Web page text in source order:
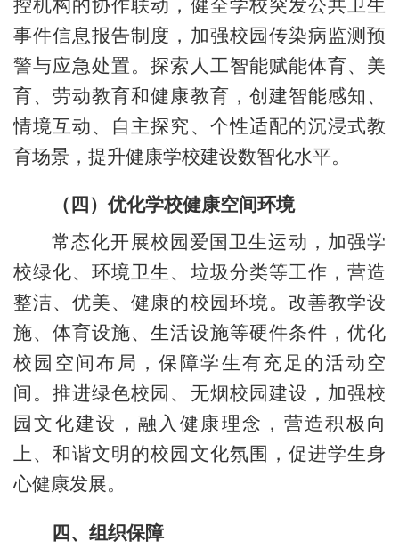
控机构的协作联动，健全学校突发公共卫生
事件信息报告制度，加强校园传染病监测预
警与应急处置。探索人工智能赋能体育、美
育、劳动教育和健康教育，创建智能感知、
情境互动、自主探究、个性适配的沉浸式教
育场景，提升健康学校建设数智化水平。
（四）优化学校健康空间环境
常态化开展校园爱国卫生运动，加强学
校绿化、环境卫生、垃圾分类等工作，营造
整洁、优美、健康的校园环境。改善教学设
施、体育设施、生活设施等硬件条件，优化
校园空间布局，保障学生有充足的活动空
间。推进绿色校园、无烟校园建设，加强校
园文化建设，融入健康理念，营造积极向
上、和谐文明的校园文化氛围，促进学生身
心健康发展。
四、组织保障